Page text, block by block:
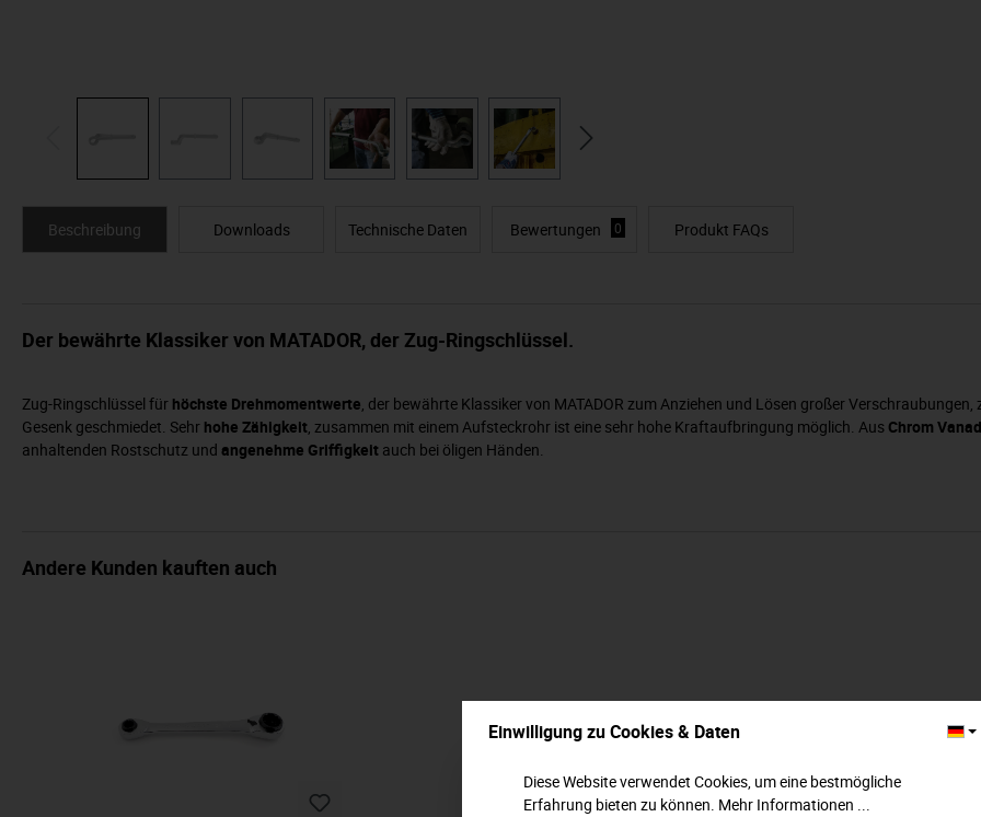
Beschreibung Downloads Technische Daten Bewertungen 0 Produkt FAQs
Der bewährte Klassiker von MATADOR, der Zug-Ringschlüssel.
Zug-Ringschlüssel für höchste Drehmomentwerte, der bewährte Klassiker von MATADOR zum Anziehen und Lösen großer
Gesenk geschmiedet. Sehr hohe Zähigkeit, zusammen mit einem Aufsteckrohr ist eine sehr hohe Kraftaufbringung möglich. Aus Chrom
anhaltenden Rostschutz und angenehme Griffigkeit auch bei öligen Händen.
Andere Kunden kauften auch
Einwilligung zu Cookies & Daten
Diese Website verwendet Cookies, um eine bestmögliche
Erfahrung bieten zu können. Mehr Informationen ...